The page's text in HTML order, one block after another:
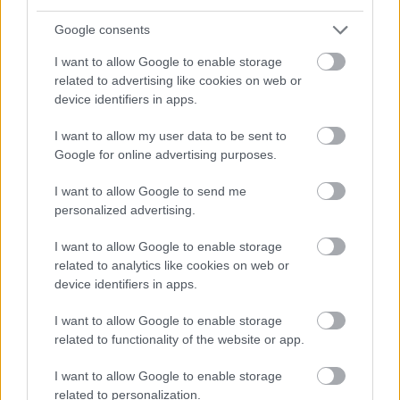
Google consents
I want to allow Google to enable storage
related to advertising like cookies on web or
device identifiers in apps.
I want to allow my user data to be sent to
Google for online advertising purposes.
I want to allow Google to send me
personalized advertising.
I want to allow Google to enable storage
related to analytics like cookies on web or
device identifiers in apps.
I want to allow Google to enable storage
related to functionality of the website or app.
I want to allow Google to enable storage
related to personalization.
Online vásárolni a mai világban már megszokott
dolognak számít, rengeteg időt és gyakran pénzt is
lehet vele spórolni. Nehéz leszokni arról, hogy
minden megvásárolni kívánt terméket külön
megtapogassunk, megforgassunk, megszagoljunk
és hasonló vizsgálatoknak vessünk alá, mielőtt a
kosárba kerülne.…